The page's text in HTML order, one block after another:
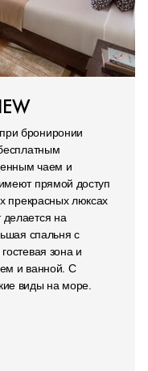
брониронии
чаем и
прямой доступ
прекрасных люксах
на
спальня с
зона и
и ванной. С
виды на море.